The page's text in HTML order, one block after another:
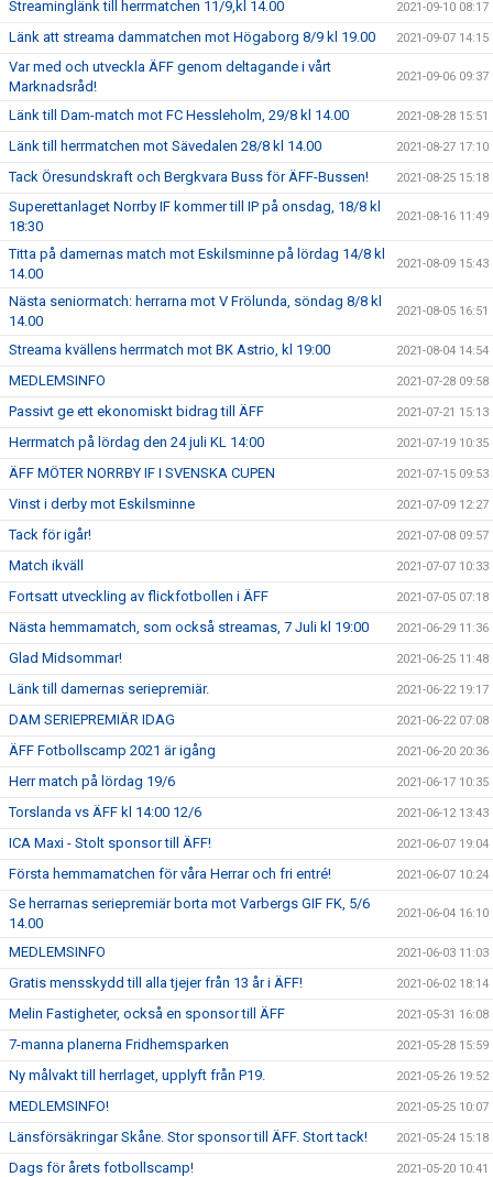
Streaminglänk till herrmatchen 11/9,kl 14.00 2021-09-10 08:17
Länk att streama dammatchen mot Högaborg 8/9 kl 19.00 2021-09-07 14:15
Var med och utveckla ÄFF genom deltagande i vårt
Marknadsråd!
2021-09-06 09:37
Länk till Dam-match mot FC Hessleholm, 29/8 kl 14.00 2021-08-28 15:51
Länk till herrmatchen mot Sävedalen 28/8 kl 14.00 2021-08-27 17:10
Tack Öresundskraft och Bergkvara Buss för ÄFF-Bussen! 2021-08-25 15:18
Superettanlaget Norrby IF kommer till IP på onsdag, 18/8 kl
18:30
2021-08-16 11:49
Titta på damernas match mot Eskilsminne på lördag 14/8 kl
14.00
2021-08-09 15:43
Nästa seniormatch: herrarna mot V Frölunda, söndag 8/8 kl
14.00
2021-08-05 16:51
Streama kvällens herrmatch mot BK Astrio, kl 19:00 2021-08-04 14:54
MEDLEMSINFO 2021-07-28 09:58
Passivt ge ett ekonomiskt bidrag till ÄFF 2021-07-21 15:13
Herrmatch på lördag den 24 juli KL 14:00 2021-07-19 10:35
ÄFF MÖTER NORRBY IF I SVENSKA CUPEN 2021-07-15 09:53
Vinst i derby mot Eskilsminne 2021-07-09 12:27
Tack för igår! 2021-07-08 09:57
Match ikväll 2021-07-07 10:33
Fortsatt utveckling av flickfotbollen i ÄFF 2021-07-05 07:18
Nästa hemmamatch, som också streamas, 7 Juli kl 19:00 2021-06-29 11:36
Glad Midsommar! 2021-06-25 11:48
Länk till damernas seriepremiär. 2021-06-22 19:17
DAM SERIEPREMIÄR IDAG 2021-06-22 07:08
ÄFF Fotbollscamp 2021 är igång 2021-06-20 20:36
Herr match på lördag 19/6 2021-06-17 10:35
Torslanda vs ÄFF kl 14:00 12/6 2021-06-12 13:43
ICA Maxi - Stolt sponsor till ÄFF! 2021-06-07 19:04
Första hemmamatchen för våra Herrar och fri entré! 2021-06-07 10:24
Se herrarnas seriepremiär borta mot Varbergs GIF FK, 5/6
14.00
2021-06-04 16:10
MEDLEMSINFO 2021-06-03 11:03
Gratis mensskydd till alla tjejer från 13 år i ÄFF! 2021-06-02 18:14
Melin Fastigheter, också en sponsor till ÄFF 2021-05-31 16:08
7-manna planerna Fridhemsparken 2021-05-28 15:59
Ny målvakt till herrlaget, upplyft från P19. 2021-05-26 19:52
MEDLEMSINFO! 2021-05-25 10:07
Länsförsäkringar Skåne. Stor sponsor till ÄFF. Stort tack! 2021-05-24 15:18
Dags för årets fotbollscamp! 2021-05-20 10:41